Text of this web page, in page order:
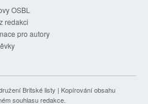
OSBL
redakci
pro autory
Britské listy | Kopírování obsahu
souhlasu redakce.